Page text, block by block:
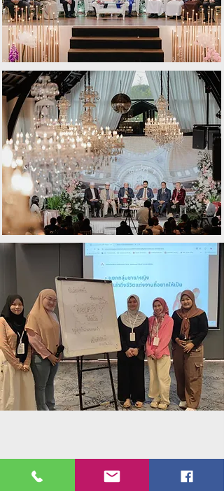
ข้อมูลสมาชิก